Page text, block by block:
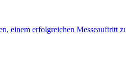
einem erfolgreichen Messeauftritt